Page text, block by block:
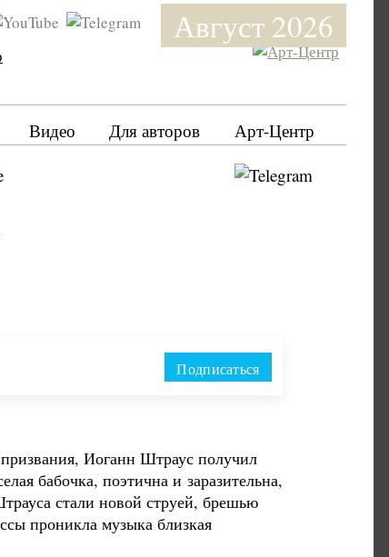
Август 2026
Видео Для авторов Арт-Центр
Подписаться
призвания, Иоганн Штраус получил
бабочка, поэтична и заразительна,
стали новой струей, брешью
проникла музыка близкая